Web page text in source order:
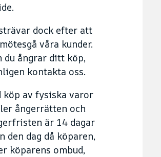
dock efter att
våra kunder.
du ångrar ditt köp,
kontakta oss.
köp av fysiska varor
ångerrätten och
är 14 dagar
den dag då köparen,
köparens ombud,